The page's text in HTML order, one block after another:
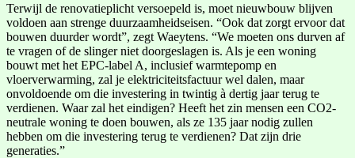
Terwijl de renovatieplicht versoepeld is, moet nieuwbouw blijven
voldoen aan strenge duurzaamheidseisen. “Ook dat zorgt ervoor dat
bouwen duurder wordt”, zegt Waeytens. “We moeten ons durven af
te vragen of de slinger niet doorgeslagen is. Als je een woning
bouwt met het EPC-label A, inclusief warmtepomp en
vloerverwarming, zal je elektriciteitsfactuur wel dalen, maar
onvoldoende om die investering in twintig à dertig jaar terug te
verdienen. Waar zal het eindigen? Heeft het zin mensen een CO2-
neutrale woning te doen bouwen, als ze 135 jaar nodig zullen
hebben om die investering terug te verdienen? Dat zijn drie
generaties.”